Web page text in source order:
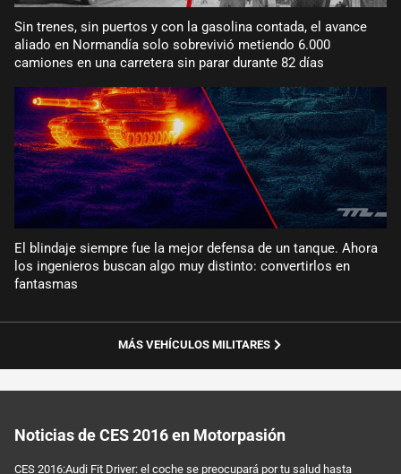
Sin trenes, sin puertos y con la gasolina contada, el avance
aliado en Normandía solo sobrevivió metiendo 6.000
camiones en una carretera sin parar durante 82 días
El blindaje siempre fue la mejor defensa de un tanque. Ahora
los ingenieros buscan algo muy distinto: convertirlos en
fantasmas
MÁS VEHÍCULOS MILITARES
Noticias de CES 2016 en Motorpasión
CES 2016:Audi Fit Driver: el coche se preocupará por tu salud hasta